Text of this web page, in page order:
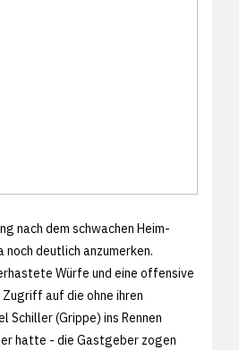
nach dem schwachen Heim-
deutlich anzumerken.
Würfe und eine offensive
auf die ohne ihren
Schiller (Grippe) ins Rennen
hatte - die Gastgeber zogen